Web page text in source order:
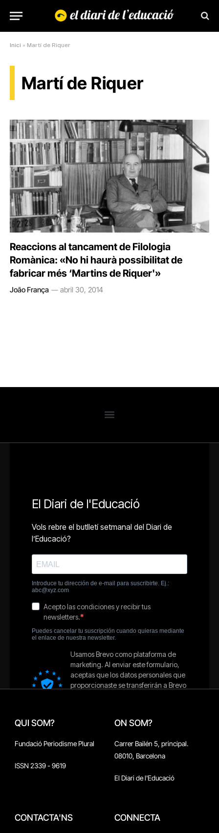
Inici » Martí de Riquer
Martí de Riquer
Reaccions al tancament de Filologia
Romànica: «No hi haurà possibilitat de
fabricar més ‘Martins de Riquer'»
João França abril 30, 2014
QUI SOM?
Fundació Periodisme Plural
ISSN 2339 - 9619
ON SOM?
Carrer Bailén 5, principal.
08010, Barcelona
El Diari de l'Educació
CONTACTA'NS CONNECTA